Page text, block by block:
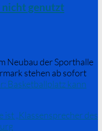
genutzt
Neubau der Sporthalle
stehen ab sofort
: Basketballplatz kann
„Klassensprecher des